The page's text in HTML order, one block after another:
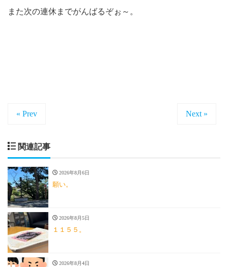
また次の連休までがんばるぞぉ～。
« Prev Next »
関連記事
2026年8月6日
願い。
2026年8月5日
１１５５。
2026年8月4日